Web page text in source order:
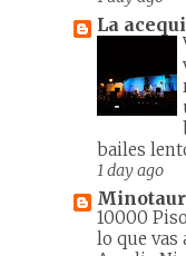
La
bailes
1 day ago
10000
lo que